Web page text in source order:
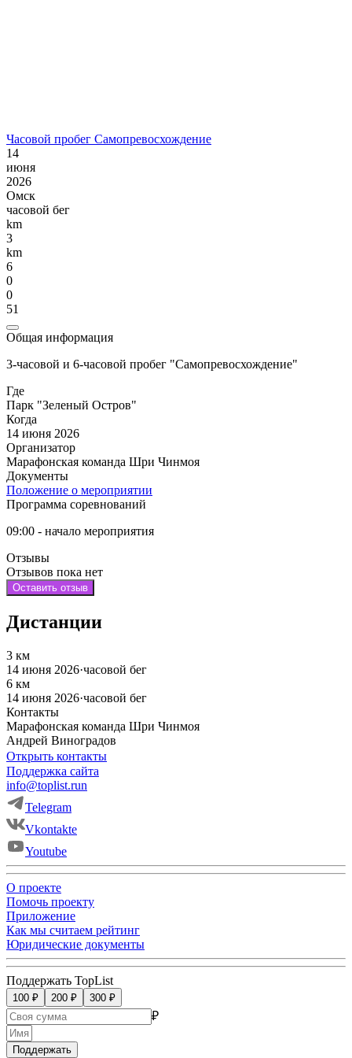
Часовой пробег Самопревосхождение
14
июня
2026
Омск
часовой бег
km
3
km
6
0
0
51
Общая информация
3-часовой и 6-часовой пробег "Самопревосхождение"
Где
Парк "Зеленый Остров"
Когда
14 июня 2026
Организатор
Марафонская команда Шри Чинмоя
Документы
Положение о мероприятии
Программа соревнований
09:00 - начало мероприятия
Отзывы
Отзывов пока нет
Оставить отзыв
Дистанции
3 км
14 июня 2026·часовой бег
6 км
14 июня 2026·часовой бег
Контакты
Марафонская команда Шри Чинмоя
Андрей Виноградов
Открыть контакты
Поддержка сайта
info@toplist.run
Telegram
Vkontakte
Youtube
О проекте
Помочь проекту
Приложение
Как мы считаем рейтинг
Юридические документы
Поддержать TopList
100 ₽ 200 ₽ 300 ₽
₽
Поддержать